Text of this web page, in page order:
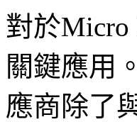
對於
關鍵應用
應商除了